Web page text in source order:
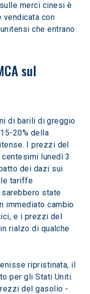
merci cinesi è
vendicata con
che entrano
sul
di barili di greggio
20% della
I prezzi del
lunedì 3
dei dazi sui
le tariffe
state
immediato cambio
e i prezzi del
rialzo di qualche
ripristinata, il
per gli Stati Uniti.
del gasolio -